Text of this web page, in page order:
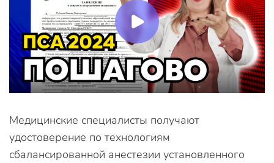
Медицинские специалисты получают
удостоверение по технологиям
сбалансированной анестезии установленного